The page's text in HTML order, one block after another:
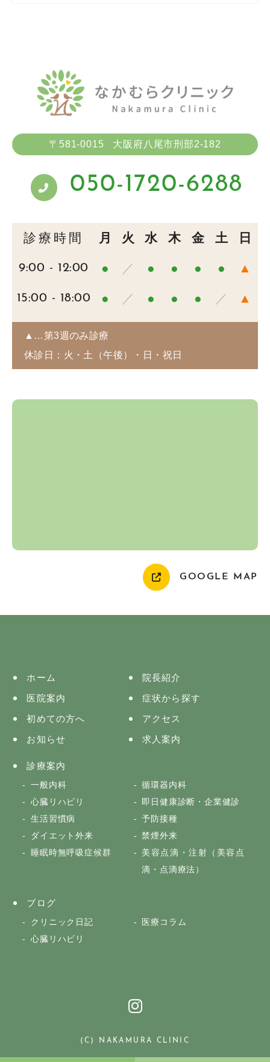
〒581-0015 大阪府八尾市刑部2-182
050-1720-6288
診療時間 月 火 水 木 金 土 日
9:00 - 12:00 ● ／ ● ● ● ● ▲
15:00 - 18:00 ● ／ ● ● ● ／ ▲
▲…第3週のみ診療
休診日：火・土（午後）・日・祝日
GOOGLE MAP
ホーム
院長紹介
医院案内
症状から探す
初めての方へ
アクセス
お知らせ
求人案内
診療案内
一般内科
循環器内科
心臓リハビリ
即日健康診断・企業健診
生活習慣病
予防接種
ダイエット外来
禁煙外来
睡眠時無呼吸症候群
美容点滴・注射（美容点
滴・点滴療法）
ブログ
クリニック日記
医療コラム
心臓リハビリ
(C) NAKAMURA CLINIC